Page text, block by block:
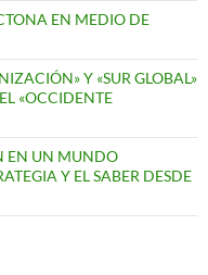
EN MEDIO DE
Y «SUR GLOBAL»
«OCCIDENTE
EN UN MUNDO
Y EL SABER DESDE